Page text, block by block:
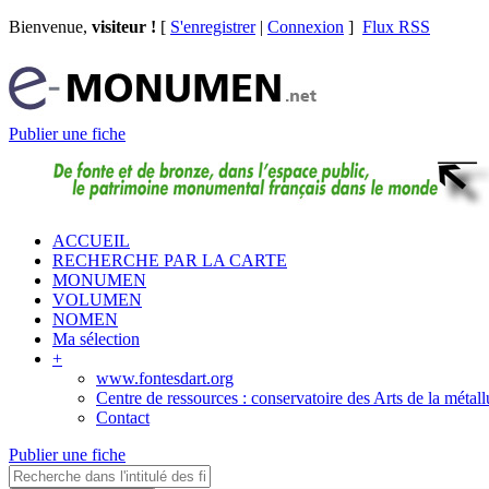
Bienvenue, visiteur ! [ S'enregistrer| Connexion ] Flux RSS
Publier une fiche
ACCUEIL
RECHERCHE PAR LA CARTE
MONUMEN
VOLUMEN
NOMEN
Ma sélection
+
www.fontesdart.org
Centre de ressources : conservatoire des Arts de la
Contact
Publier une fiche